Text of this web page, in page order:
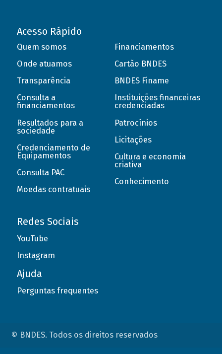
Acesso Rápido
Quem somos
Onde atuamos
Transparência
Consulta a
financiamentos
Resultados para a
sociedade
Credenciamento de
Equipamentos
Consulta PAC
Moedas contratuais
Financiamentos
Cartão BNDES
BNDES Finame
Instituições financeiras
credenciadas
Patrocínios
Licitações
Cultura e economia
criativa
Conhecimento
Redes Sociais
YouTube
Instagram
Ajuda
Perguntas frequentes
© BNDES. Todos os direitos reservados